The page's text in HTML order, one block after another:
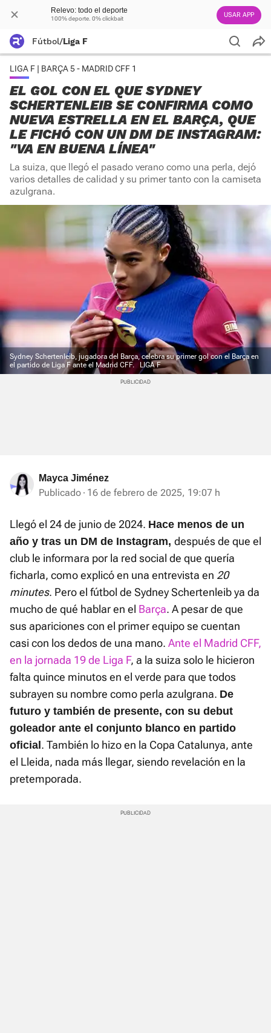
Relevo: todo el deporte
100% deporte. 0% clickbait USAR APP
Fútbol/Liga F
LIGA F | BARÇA 5 - MADRID CFF 1
EL GOL CON EL QUE SYDNEY
SCHERTENLEIB SE CONFIRMA COMO
NUEVA ESTRELLA EN EL BARÇA, QUE
LE FICHÓ CON UN DM DE INSTAGRAM:
"VA EN BUENA LÍNEA"
La suiza, que llegó el pasado verano como una perla, dejó
varios detalles de calidad y su primer tanto con la camiseta
azulgrana.
Sydney Schertenleib, jugadora del Barça, celebra su primer gol con el Barça en
el partido de Liga F ante el Madrid CFF.
LIGA F
Mayca Jiménez
Publicado 16 de febrero de 2025, 19:07 h
Llegó el 24 de junio de 2024. Hace menos de un
año y tras un DM de Instagram, después de que el
club le informara por la red social de que quería
ficharla, como explicó en una entrevista en 20
minutes. Pero el fútbol de Sydney Schertenleib ya da
mucho de qué hablar en el Barça. A pesar de que
sus apariciones con el primer equipo se cuentan
casi con los dedos de una mano. Ante el Madrid CFF,
en la jornada 19 de Liga F, a la suiza solo le hicieron
falta quince minutos en el verde para que todos
subrayen su nombre como perla azulgrana. De
futuro y también de presente, con su debut
goleador ante el conjunto blanco en partido
oficial . También lo hizo en la Copa Catalunya, ante
el Lleida, nada más llegar, siendo revelación en la
pretemporada.